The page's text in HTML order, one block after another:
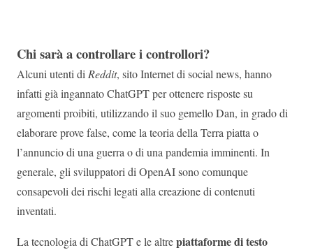
Chi sarà a controllare i controllori?
Alcuni utenti di Reddit, sito Internet di social news, hanno
infatti già ingannato ChatGPT per ottenere risposte su
argomenti proibiti, utilizzando il suo gemello Dan, in grado di
elaborare prove false, come la teoria della Terra piatta o
l’annuncio di una guerra o di una pandemia imminenti. In
generale, gli sviluppatori di OpenAI sono comunque
consapevoli dei rischi legati alla creazione di contenuti
inventati.
La tecnologia di ChatGPT e le altrepiattaforme di testo